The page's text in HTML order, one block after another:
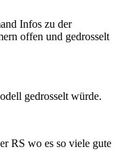
Infos zu der
offen und gedrosselt
gedrosselt würde.
RS wo es so viele gute